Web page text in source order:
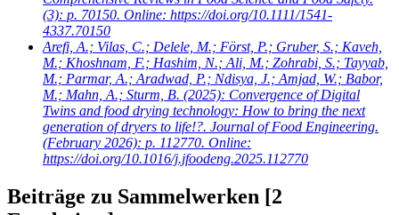
(3): p. 70150. Online: https://doi.org/10.1111/1541-
4337.70150
Arefi, A.; Vilas, C.; Delele, M.; Först, P.; Gruber, S.; Kaveh,
M.; Khoshnam, F.; Hashim, N.; Ali, M.; Zohrabi, S.; Tayyab,
M.; Parmar, A.; Aradwad, P.; Ndisya, J.; Amjad, W.; Babor,
M.; Mahn, A.; Sturm, B. (2025): Convergence of Digital
Twins and food drying technology: How to bring the next
generation of dryers to life!?. Journal of Food Engineering.
(February 2026): p. 112770. Online:
https://doi.org/10.1016/j.jfoodeng.2025.112770
Beiträge zu Sammelwerken [2